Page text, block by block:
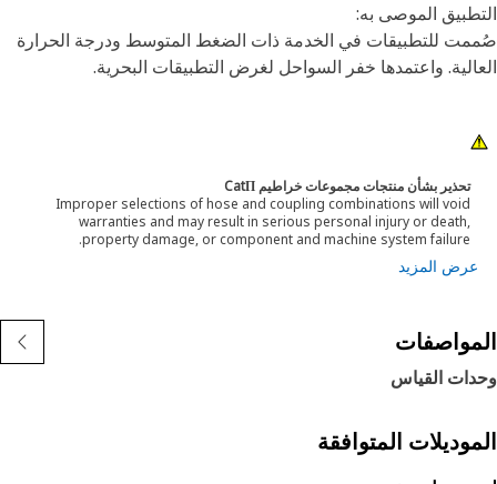
الموصى به:
للتطبيقات في الخدمة ذات الضغط المتوسط ودرجة الحرارة
واعتمدها خفر السواحل لغرض التطبيقات البحرية.
تحذير بشأن منتجات مجموعات خراطيم CatΠ
Improper selections of hose and coupling combinations will void
warranties and may result in serious personal injury or death,
property damage, or component and machine system failure.
عرض المزيد
القياس
المتوافقة